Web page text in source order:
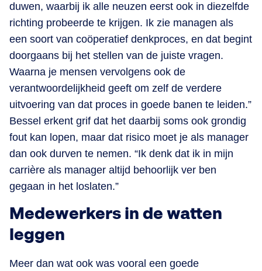
duwen, waarbij ik alle neuzen eerst ook in diezelfde
richting probeerde te krijgen. Ik zie managen als
een soort van coöperatief denkproces, en dat begint
doorgaans bij het stellen van de juiste vragen.
Waarna je mensen vervolgens ook de
verantwoordelijkheid geeft om zelf de verdere
uitvoering van dat proces in goede banen te leiden.”
Bessel erkent grif dat het daarbij soms ook grondig
fout kan lopen, maar dat risico moet je als manager
dan ook durven te nemen. “Ik denk dat ik in mijn
carrière als manager altijd behoorlijk ver ben
gegaan in het loslaten.”
Medewerkers in de watten
leggen
Meer dan wat ook was vooral een goede